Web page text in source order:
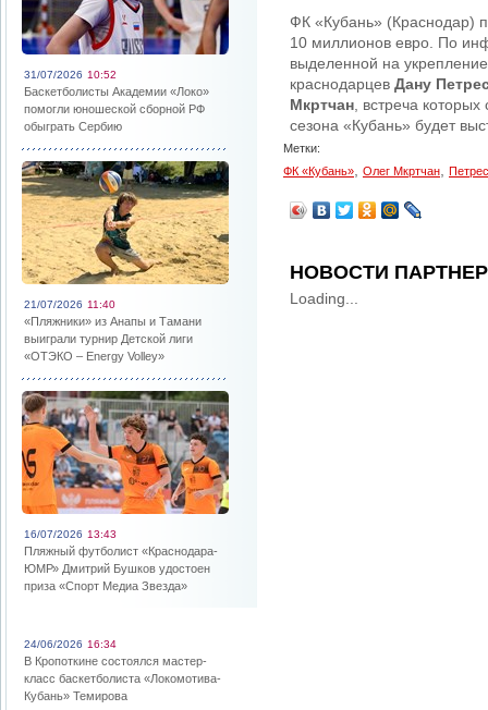
31/07/2026 10:52
Баскетболисты Академии «Локо»
помогли юношеской сборной РФ
обыграть Сербию
21/07/2026 11:40
«Пляжники» из Анапы и Тамани
выиграли турнир Детской лиги
«ОТЭКО – Energy Volley»
16/07/2026 13:43
Пляжный футболист «Краснодара-
ЮМР» Дмитрий Бушков удостоен
приза «Спорт Медиа Звезда»
24/06/2026 16:34
В Кропоткине состоялся мастер-
класс баскетболиста «Локомотива-
Кубань» Темирова
ФК «Кубань» (Краснодар)
10 миллионов евро. По
выделенной на
краснодарцев Дану
Мкртчан , встреча
сезона «Кубань» будет
Метки:
ФК «Кубань»
Олег Мкртчан
НОВОСТИ
Loading...